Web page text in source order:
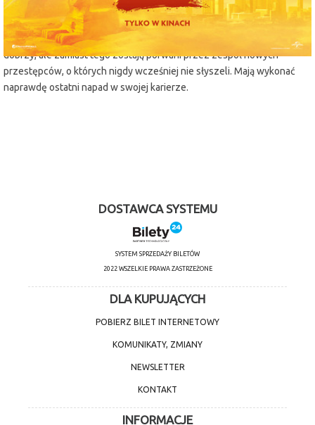
zmienionym życiu jako dobrzy obywatele. Ich spokój jednak zostanie
przerwany, bo mają do wykonania „ostatnie zadanie”. Nasi
zreformowani złoczyńcy starają się (bardzo, bardzo mocno) być
dobrzy, ale zamiast tego zostają porwani przez zespół nowych
przestępców, o których nigdy wcześniej nie słyszeli. Mają wykonać
naprawdę ostatni napad w swojej karierze.
DOSTAWCA SYSTEMU
SYSTEM SPRZEDAŻY BILETÓW
2022 WSZELKIE PRAWA ZASTRZEŻONE
DLA KUPUJĄCYCH
POBIERZ BILET INTERNETOWY
KOMUNIKATY, ZMIANY
NEWSLETTER
KONTAKT
INFORMACJE